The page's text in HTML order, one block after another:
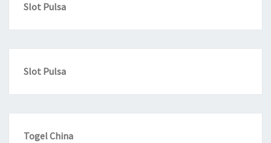
Slot Pulsa
Slot Pulsa
Togel China